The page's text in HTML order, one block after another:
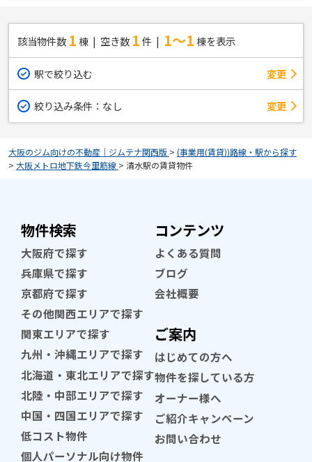
該当物件数 1棟 空き数 1件 1～1棟を表示
駅で絞り込む 変更
絞り込み条件： なし 変更
大阪のジム向けの不動産｜ジムテナ関西版 > (事業用(賃貸))路線・駅から探す
> 大阪メトロ地下鉄今里筋線 > 清水駅の賃貸物件
物件検索
大阪府で探す
兵庫県で探す
京都府で探す
その他関西エリアで探す
関東エリアで探す
九州・沖縄エリアで探す
北海道・東北エリアで探す
北陸・中部エリアで探す
中国・四国エリアで探す
低コスト物件
個人パーソナル向け物件
コンテンツ
よくある質問
ブログ
会社概要
ご案内
はじめての方へ
物件を探している方
オーナー様へ
ご紹介キャンペーン
お問い合わせ